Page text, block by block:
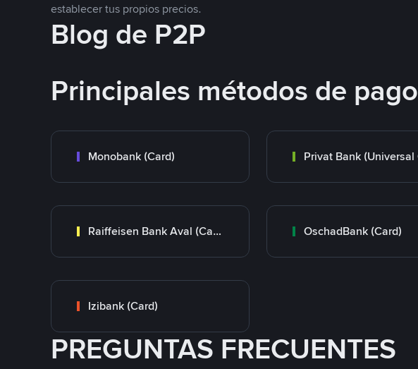
establecer tus propios precios.
Blog de P2P
Principales métodos de pago
Monobank (Card)
Raiffeisen Bank Aval (Card) OschadBank (Card)
Izibank (Card)
PREGUNTAS FRECUENTES